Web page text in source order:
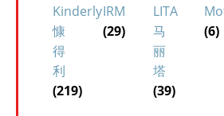
Kinderly
慷
得
利
(219)
IRM
(29)
LITA
马
丽
塔
(39)
(6)